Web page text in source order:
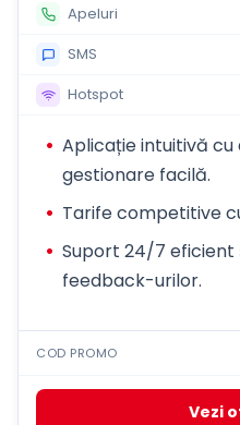
Apeluri
SMS
Hotspot
Aplicație intuitivă
gestionare facilă.
Tarife competitive
Suport 24/7
feedback-urilor.
COD PROMO
Vezi